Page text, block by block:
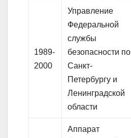
1989-
2000
Управление
Федеральной
службы
безопасности по
Санкт-
Петербургу и
Ленинградской
области
Аппарат